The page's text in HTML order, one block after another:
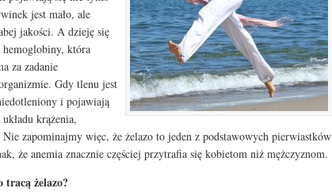
jest mało, ale
jakości. A dzieję się
która
za zadanie
Gdy tlenu jest
i pojawiają
krążenia,
zapominajmy więc, że żelazo to jeden z podstawowych pierwiastków
że anemia znacznie częściej przytrafia się kobietom niż mężczyznom.
tracą żelazo?